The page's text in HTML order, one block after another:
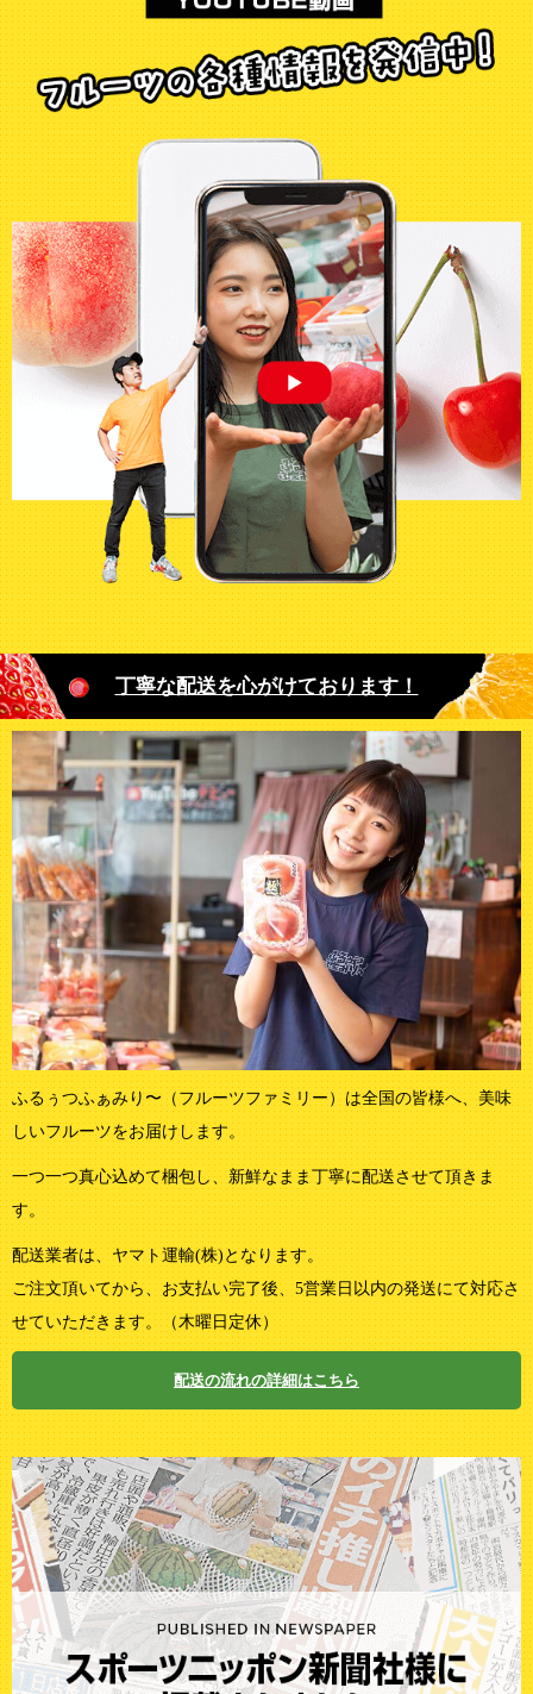
丁寧な配送を心がけております！
ふるぅつふぁみり〜（フルーツファミリー）は全国の皆様へ、美味
しいフルーツをお届けします。
一つ一つ真心込めて梱包し、新鮮なまま丁寧に配送させて頂きま
す。
配送業者は、ヤマト運輸(株)となります。
ご注文頂いてから、お支払い完了後、5営業日以内の発送にて対応さ
せていただきます。（木曜日定休）
配送の流れの詳細はこちら